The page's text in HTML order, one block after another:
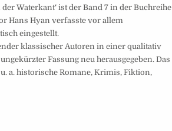
Waterkant‘ ist der Band 7 in der Buchreihe
Hans Hyan verfasste vor allem
eingestellt.
klassischer Autoren in einer qualitativ
Fassung neu herausgegeben. Das
a. historische Romane, Krimis, Fiktion,